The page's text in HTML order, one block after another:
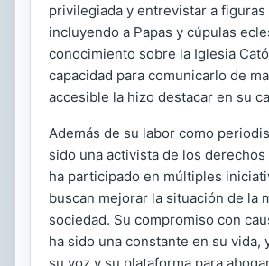
privilegiada y entrevistar a figuras
incluyendo a Papas y cúpulas
conocimiento sobre la Iglesia
capacidad para comunicarlo de
accesible la hizo destacar en su
Además de su labor como
sido una activista de los derechos
ha participado en múltiples
buscan mejorar la situación de la
sociedad. Su compromiso con
ha sido una constante en su vida,